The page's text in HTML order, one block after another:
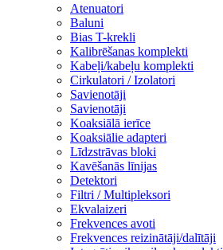
Atenuatori
Baluni
Bias T-krekli
Kalibrēšanas komplekti
Kabeļi/kabeļu komplekti
Cirkulatori / Izolatori
Savienotāji
Savienotāji
Koaksiālā ierīce
Koaksiālie adapteri
Līdzstrāvas bloki
Kavēšanās līnijas
Detektori
Filtri / Multipleksori
Ekvalaizeri
Frekvences avoti
Frekvences reizinātāji/dalītāji